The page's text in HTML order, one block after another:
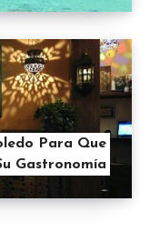
Para Que
Gastronomía